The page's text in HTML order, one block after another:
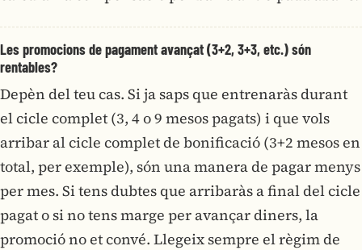
Les promocions de pagament avançat (3+2, 3+3, etc.) són
rentables?
Depèn del teu cas. Si ja saps que entrenaràs durant
el cicle complet (3, 4 o 9 mesos pagats) i que vols
arribar al cicle complet de bonificació (3+2 mesos en
total, per exemple), són una manera de pagar menys
per mes. Si tens dubtes que arribaràs a final del cicle
pagat o si no tens marge per avançar diners, la
promoció no et convé. Llegeix sempre el règim de